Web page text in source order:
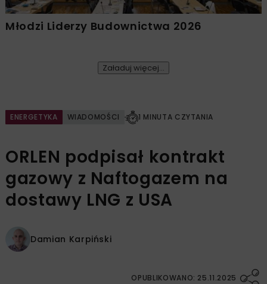
Młodzi Liderzy Budownictwa 2026
Załaduj więcej...
ENERGETYKA WIADOMOŚCI 1 MINUTA CZYTANIA
ORLEN podpisał kontrakt
gazowy z Naftogazem na
dostawy LNG z USA
Damian Karpiński
OPUBLIKOWANO: 25.11.2025